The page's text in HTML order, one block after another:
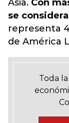
Asia. Con
se
representa
de América
Toda